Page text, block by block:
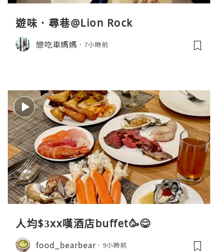
遊味．尋巷@Lion Rock
戀吃車媽媽 7小時前
人均$3xx嘆酒店buffet🥳😋
food_bearbear 9小時前